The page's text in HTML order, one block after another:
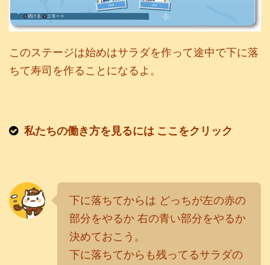
このステージは始めはサラダを作って途中で下に落
ちて寿司を作ることになるよ。
私たちの働き方を見るには ここをクリック
下に落ちてからは どっちが左の赤の
部分をやるか 右の青い部分をやるか
決めておこう。
下に落ちてからも残ってるサラダの